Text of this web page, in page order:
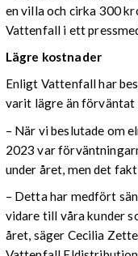
en villa och cirka 300
Vattenfall i ett
Lägre kostnader
Enligt Vattenfall har
varit lägre än förväntat
– När vi beslutade om
2023 var
under året, men det
– Detta har medfört
vidare till våra kunder
året, säger Cecilia